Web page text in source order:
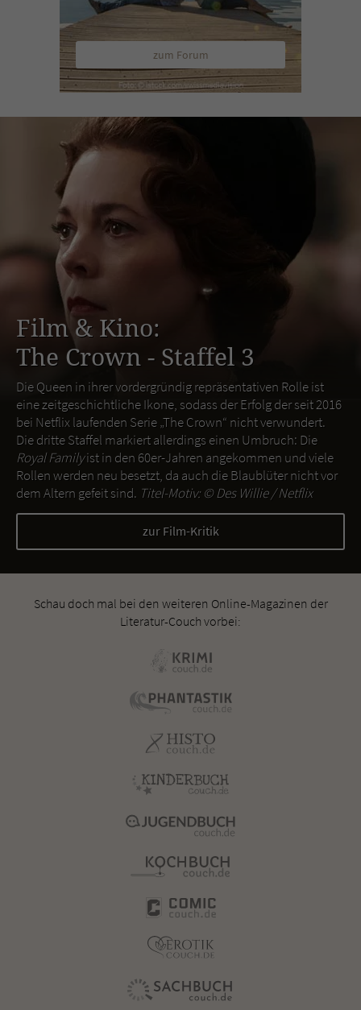
zum Forum
Film & Kino:
The Crown - Staffel 3
Die Queen in ihrer vordergründig repräsentativen Rolle ist
eine zeitgeschichtliche Ikone, sodass der Erfolg der seit 2016
bei Netflix laufenden Serie „The Crown“ nicht verwundert.
Die dritte Staffel markiert allerdings einen Umbruch: Die
Royal Familyist in den 60er-Jahren angekommen und viele
Rollen werden neu besetzt, da auch die Blaublüter nicht vor
dem Altern gefeit sind. Titel-Motiv: ©Des Willie / Netflix
zur Film-Kritik
Schau doch mal bei den weiteren Online-Magazinen der
Literatur-Couch vorbei: